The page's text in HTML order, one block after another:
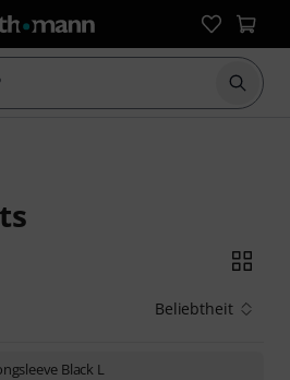
Suche
Beliebtheit
Black L